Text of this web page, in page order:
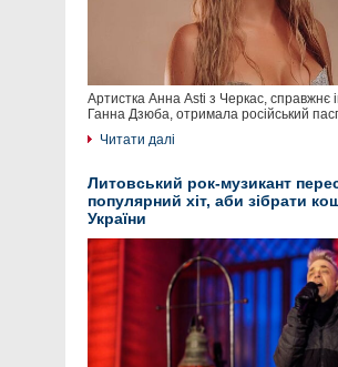
Артистка Анна Asti з Черкас, справжнє
Ганна Дзюба, отримала російський
Читати далі
Литовський рок-музикант
популярний хіт, аби зібрати
України